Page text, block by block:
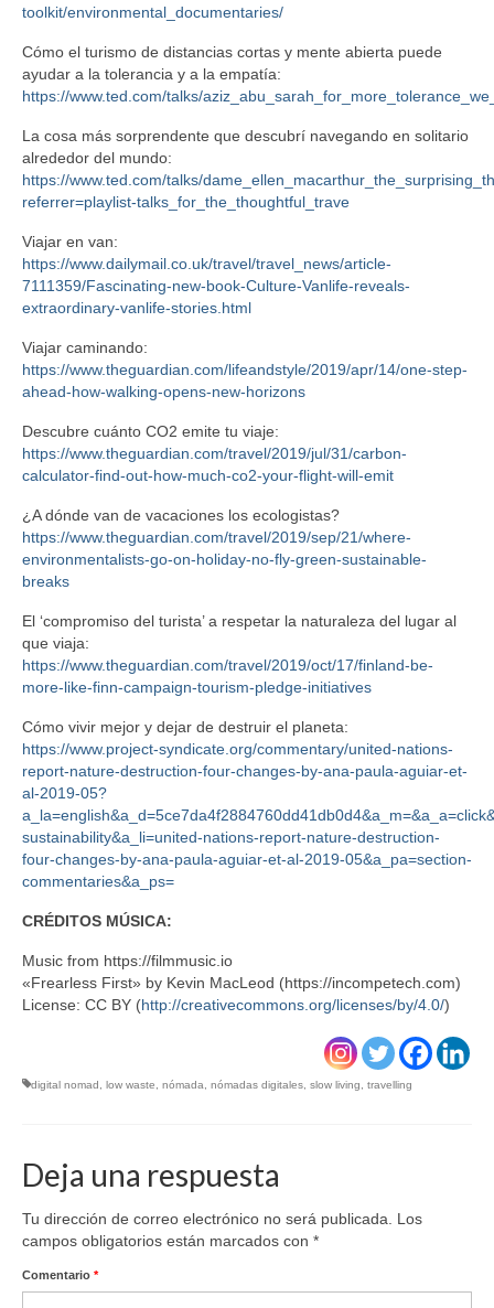
toolkit/environmental_documentaries/
Cómo el turismo de distancias cortas y mente abierta puede
ayudar a la tolerancia y a la empatía:
https://www.ted.com/talks/
La cosa más sorprendente que descubrí navegando en solitario
alrededor del mundo:
https://www.ted.com/talks/
referrer=playlist-talks_for_the_thoughtful_trave
Viajar en van:
https://www.dailymail.co.uk/travel/travel_news/article-
7111359/Fascinating-new-book-Culture-Vanlife-reveals-
extraordinary-vanlife-stories.html
Viajar caminando:
https://www.theguardian.com/lifeandstyle/2019/apr/14/one-step-
ahead-how-walking-opens-new-horizons
Descubre cuánto CO2 emite tu viaje:
https://www.theguardian.com/travel/2019/jul/31/carbon-
calculator-find-out-how-much-co2-your-flight-will-emit
¿A dónde van de vacaciones los ecologistas?
https://www.theguardian.com/travel/2019/sep/21/where-
environmentalists-go-on-holiday-no-fly-green-sustainable-
breaks
El ‘compromiso del turista’ a respetar la naturaleza del lugar al
que viaja:
https://www.theguardian.com/travel/2019/oct/17/finland-be-
more-like-finn-campaign-tourism-pledge-initiatives
Cómo vivir mejor y dejar de destruir el planeta:
https://www.project-syndicate.org/commentary/united-nations-
report-nature-destruction-four-changes-by-ana-paula-aguiar-et-
al-2019-05?
sustainability&a_li=united-nations-report-nature-destruction-
four-changes-by-ana-paula-aguiar-et-al-2019-05&a_pa=section-
commentaries&a_ps=
CRÉDITOS MÚSICA:
Music from https://filmmusic.io
«Frearless First» by Kevin MacLeod (https://incompetech.com)
License: CC BY (http://creativecommons.org/licenses/by/4.0/)
digital nomad low waste nómada nómadas digitales slow living travelling
Deja una respuesta
Tu dirección de correo electrónico no será publicada.
Los
campos obligatorios están marcados con *
Comentario *